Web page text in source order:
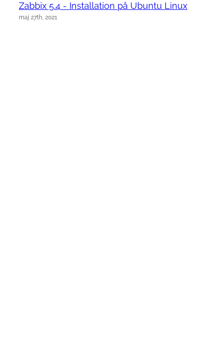
Zabbix 5.4 - Installation på Ubuntu Linux
maj 27th, 2021